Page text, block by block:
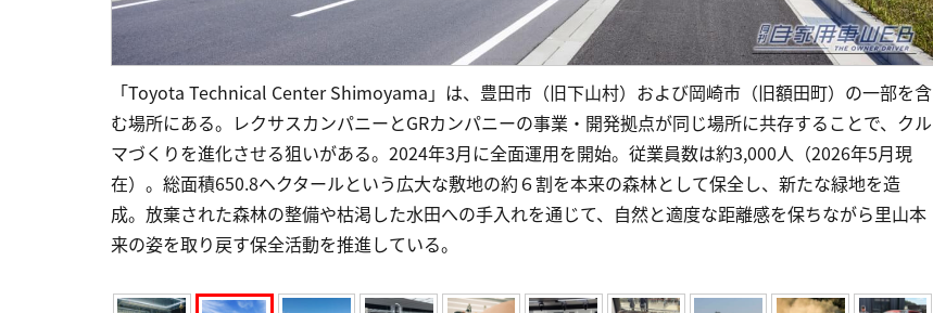
「Toyota Technical Center Shimoyama」は、豊田市（旧下山村）および岡崎市（旧額田町）の一部を含
む場所にある。レクサスカンパニーとGRカンパニーの事業・開発拠点が同じ場所に共存することで、クル
マづくりを進化させる狙いがある。2024年3月に全面運用を開始。従業員数は約3,000人（2026年5月現
在）。総面積650.8ヘクタールという広大な敷地の約６割を本来の森林として保全し、新たな緑地を造
成。放棄された森林の整備や枯渇した水田への手入れを通じて、自然と適度な距離感を保ちながら里山本
来の姿を取り戻す保全活動を推進している。